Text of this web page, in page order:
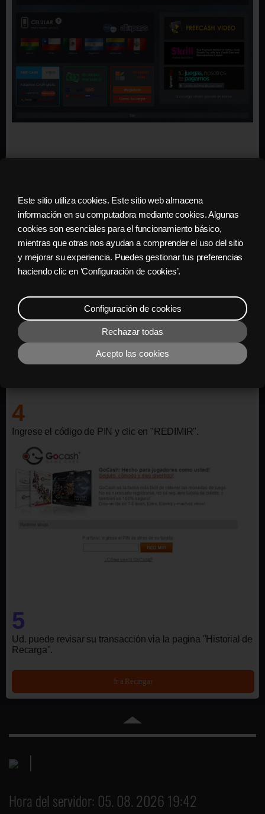
Este sitio utiliza cookies. Este sitio web almacena
información en su computadora mediante cookies. Algunas
cookies son esenciales para el funcionamiento básico,
mientras que otras nos ayudan a comprender el uso del sitio
y mejorar su experiencia. Puedes gestionar tus preferencias
haciendo clic en ‘Configuración de cookies’.
Configuración de cookies
Rechazar todas
Acepto las cookies
4
Ingrese el código de PIN y clic en "REDIMIR".
5
Ud. puede revisar su transacción via la pagina "Historial de
Recarga".
Ir a Recargar
Hora del servidor: 05. 08. 2026 19:42